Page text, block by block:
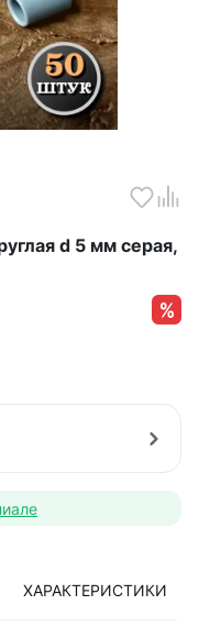
d 5 мм серая,
ХАРАКТЕРИСТИКИ